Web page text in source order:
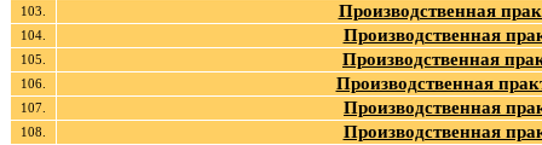
103. Производственная
104. Производственная
105. Производственная
106. Производственная
107. Производственная
108. Производственная